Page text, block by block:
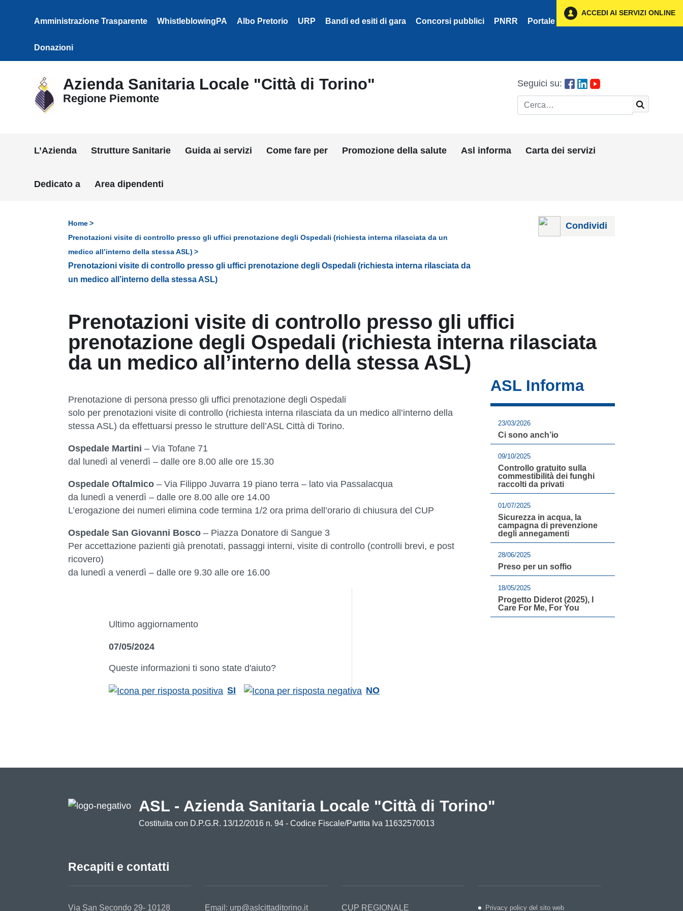
Vai al menu di navigazione
Amministrazione Trasparente WhistleblowingPA Albo Pretorio URP Bandi ed esiti di gara Concorsi pubblici PNRR Portale Fornitori
Donazioni
ACCEDI AI SERVIZI ONLINE
Azienda Sanitaria Locale "Città di Torino"
Regione Piemonte
Seguici su:
Cerca
L’Azienda Strutture Sanitarie Guida ai servizi Come fare per Promozione della salute Asl informa Carta dei servizi
Dedicato a Area dipendenti
Home
Prenotazioni visite di controllo presso gli uffici prenotazione degli Ospedali (richiesta interna rilasciata da un
medico all’interno della stessa ASL)
Prenotazioni visite di controllo presso gli uffici prenotazione degli Ospedali (richiesta interna rilasciata da
un medico all’interno della stessa ASL)
Condividi
Prenotazioni visite di controllo presso gli uffici
prenotazione degli Ospedali (richiesta interna rilasciata
da un medico all’interno della stessa ASL)
Prenotazione di persona presso gli uffici prenotazione degli Ospedali
solo per prenotazioni visite di controllo (richiesta interna rilasciata da un medico all’interno della
stessa ASL) da effettuarsi presso le strutture dell’ASL Città di Torino.
Ospedale Martini – Via Tofane 71
dal lunedì al venerdì – dalle ore 8.00 alle ore 15.30
Ospedale Oftalmico – Via Filippo Juvarra 19 piano terra – lato via Passalacqua
da lunedì a venerdì – dalle ore 8.00 alle ore 14.00
L’erogazione dei numeri elimina code termina 1/2 ora prima dell’orario di chiusura del CUP
Ospedale San Giovanni Bosco – Piazza Donatore di Sangue 3
Per accettazione pazienti già prenotati, passaggi interni, visite di controllo (controlli brevi, e post
ricovero)
da lunedì a venerdì – dalle ore 9.30 alle ore 16.00
Ultimo aggiornamento
07/05/2024
Queste informazioni ti sono state d'aiuto?
SI NO
ASL Informa
23/03/2026
Ci sono anch’io
09/10/2025
Controllo gratuito sulla
commestibilità dei funghi
raccolti da privati
01/07/2025
Sicurezza in acqua, la
campagna di prevenzione
degli annegamenti
28/06/2025
Preso per un soffio
18/05/2025
Progetto Diderot (2025), I
Care For Me, For You
ASL - Azienda Sanitaria Locale "Città di Torino"
Costituita con D.P.G.R. 13/12/2016 n. 94 - Codice Fiscale/Partita Iva 11632570013
Recapiti e contatti
Via San Secondo 29- 10128 Email: urp@aslcittaditorino.it CUP REGIONALE Privacy policy del sito web